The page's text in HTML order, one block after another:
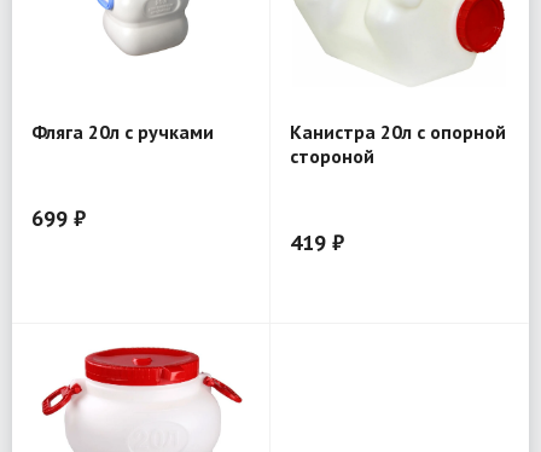
Фляга 20л с ручками
699 ₽
Канистра 20л с опорной
стороной
419 ₽